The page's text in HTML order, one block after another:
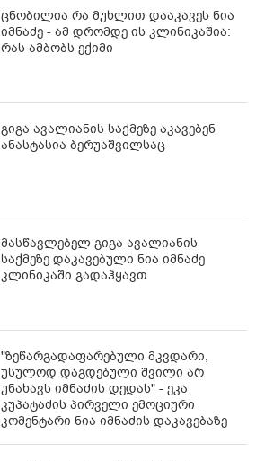
ცნობილია რა მუხლით დააკავეს ნია
იმნაძე - ამ დრომდე ის კლინიკაშია:
რას ამბობს ექიმი
გიგა ავალიანის საქმეზე აკავებენ
ანასტასია ბერუაშვილსაც
მასწავლებელ გიგა ავალიანის
საქმეზე დაკავებული ნია იმნაძე
კლინიკაში გადაჰყავთ
"ზეწარგადაფარებული მკვდარი,
უსულოდ დაგდებული შვილი არ
უნახავს იმნაძის დედას" - ეკა
კუპატაძის პირველი ემოციური
კომენტარი ნია იმნაძის დაკავებაზე